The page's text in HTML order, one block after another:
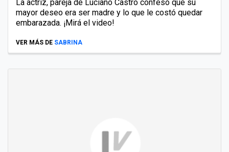
La actriz, pareja de Luciano Castro confesó que su
mayor deseo era ser madre y lo que le costó quedar
embarazada. ¡Mirá el video!
VER MÁS DE SABRINA